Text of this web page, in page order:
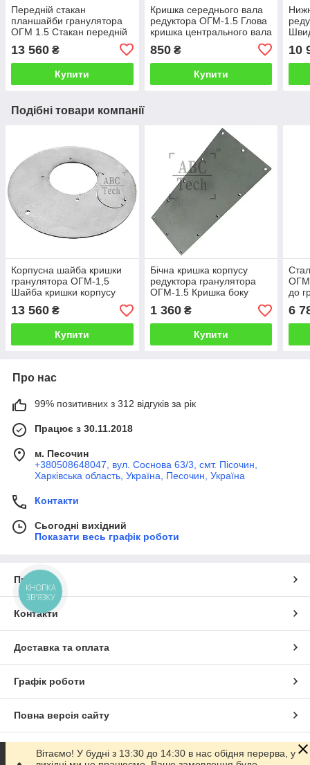
Передній стакан
планшайби гранулятора
ОГМ 1.5 Стакан передній
планшайби ОГМ Стакан
корпусу гранулятора
13 560 ₴
Купити
Кришка середнього вала
редуктора ОГМ-1.5 Глова
кришка центрального вала
гранулятора ОГМ Кришка
редуктора ОГМ
850₴
Купити
10
Подібні товари компанії
Корпусна шайба кришки
гранулятора ОГМ-1,5
Шайба кришки корпусу
Шайба преса ОГМ 1 5
13 560 ₴
Купити
Бічна кришка корпусу
редуктора гранулятора
ОГМ-1.5 Кришка боку
кришка корпусу ОГМ 1
1 360₴
Купити
до
6
Про нас
99% позитивних з 312 відгуків за рік
Працює з 30.11.2018
м. Песочин
+380508648047, вул. Соснова 63/3, смт. Пісочин,
Харківська область, Україна, Песочин, Україна
Контакти
Сьогодні вихідний
Показати весь графік роботи
Про нас
Контакти
Доставка та оплата
Графік роботи
Повна версія сайту
Сайт створено на маркетплейсі Prom.ua
Вітаємо! У будні з 13:30 до 14:30 в нас обідня перерва, у
КНОПКА
ЗВ'ЯЗКУ